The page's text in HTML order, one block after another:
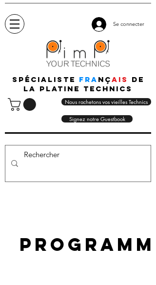
Se connecter
Spécialiste fra nçais
de
la platine technics
Nous rachetons vos vieilles Technics
Signez notre Guestbook